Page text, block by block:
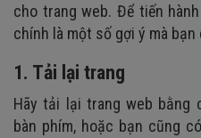
cho trang web. Để tiến
chính là một số gợi ý mà
1. Tải lại trang
Hãy tải lại trang web bằng
bàn phím, hoặc bạn cũng